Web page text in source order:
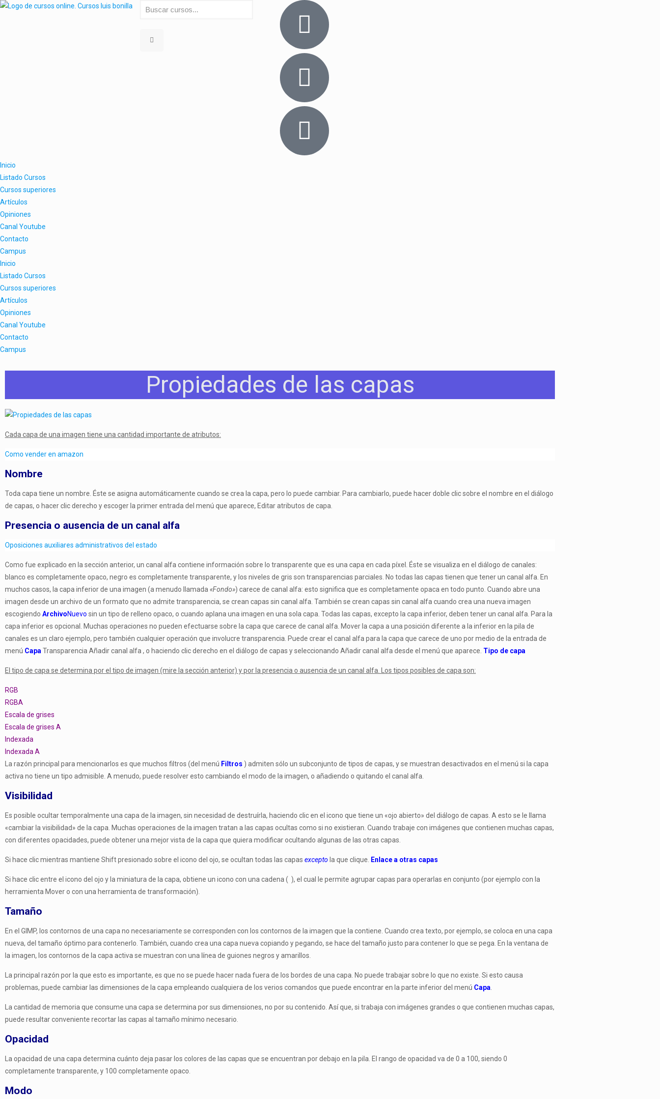
Inicio
Listado Cursos
Cursos superiores
Artículos
Opiniones
Canal Youtube
Contacto
Campus
Inicio
Listado Cursos
Cursos superiores
Artículos
Opiniones
Canal Youtube
Contacto
Campus
Propiedades de las capas
Cada capa de una imagen tiene una cantidad importante de atributos:
Como vender en amazon
Nombre
Toda capa tiene un nombre. Éste se asigna automáticamente cuando se crea la capa, pero lo puede cambiar. Para cambiarlo, puede hacer doble clic sobre el nombre en el diálogo
de capas, o hacer clic derecho y escoger la primer entrada del menú que aparece, Editar atributos de capa.
Presencia o ausencia de un canal alfa
Oposiciones auxiliares administrativos del estado
Como fue explicado en la sección anterior, un canal alfa contiene información sobre lo transparente que es una capa en cada píxel. Éste se visualiza en el diálogo de canales:
blanco es completamente opaco, negro es completamente transparente, y los niveles de gris son transparencias parciales. No todas las capas tienen que tener un canal alfa. En
muchos casos, la capa inferior de una imagen (a menudo llamada «Fondo») carece de canal alfa: esto significa que es completamente opaca en todo punto. Cuando abre una
imagen desde un archivo de un formato que no admite transparencia, se crean capas sin canal alfa. También se crean capas sin canal alfa cuando crea una nueva imagen
escogiendo ArchivoNuevo sin un tipo de relleno opaco, o cuando aplana una imagen en una sola capa. Todas las capas, excepto la capa inferior, deben tener un canal alfa. Para la
capa inferior es opcional. Muchas operaciones no pueden efectuarse sobre la capa que carece de canal alfa. Mover la capa a una posición diferente a la inferior en la pila de
canales es un claro ejemplo, pero también cualquier operación que involucre transparencia. Puede crear el canal alfa para la capa que carece de uno por medio de la entrada de
menú Capa Transparencia Añadir canal alfa , o haciendo clic derecho en el diálogo de capas y seleccionando Añadir canal alfa desde el menú que aparece. Tipo de capa
El tipo de capa se determina por el tipo de imagen (mire la sección anterior) y por la presencia o ausencia de un canal alfa. Los tipos posibles de capa son:
RGB
RGBA
Escala de grises
Escala de grises A
Indexada
Indexada A
La razón principal para mencionarlos es que muchos filtros (del menú Filtros ) admiten sólo un subconjunto de tipos de capas, y se muestran desactivados en el menú si la capa
activa no tiene un tipo admisible. A menudo, puede resolver esto cambiando el modo de la imagen, o añadiendo o quitando el canal alfa.
Visibilidad
Es posible ocultar temporalmente una capa de la imagen, sin necesidad de destruírla, haciendo clic en el icono que tiene un «ojo abierto» del diálogo de capas. A esto se le llama
«cambiar la visibilidad» de la capa. Muchas operaciones de la imagen tratan a las capas ocultas como si no existieran. Cuando trabaje con imágenes que contienen muchas capas,
con diferentes opacidades, puede obtener una mejor vista de la capa que quiera modificar ocultando algunas de las otras capas.
Si hace clic mientras mantiene Shift presionado sobre el icono del ojo, se ocultan todas las capas excepto la que clique. Enlace a otras capas
Si hace clic entre el icono del ojo y la miniatura de la capa, obtiene un icono con una cadena ( ), el cual le permite agrupar capas para operarlas en conjunto (por ejemplo con la
herramienta Mover o con una herramienta de transformación).
Tamaño
En el GIMP, los contornos de una capa no necesariamente se corresponden con los contornos de la imagen que la contiene. Cuando crea texto, por ejemplo, se coloca en una capa
nueva, del tamaño óptimo para contenerlo. También, cuando crea una capa nueva copiando y pegando, se hace del tamaño justo para contener lo que se pega. En la ventana de
la imagen, los contornos de la capa activa se muestran con una línea de guiones negros y amarillos.
La principal razón por la que esto es importante, es que no se puede hacer nada fuera de los bordes de una capa. No puede trabajar sobre lo que no existe. Si esto causa
problemas, puede cambiar las dimensiones de la capa empleando cualquiera de los verios comandos que puede encontrar en la parte inferior del menú Capa
La cantidad de memoria que consume una capa se determina por sus dimensiones, no por su contenido. Así que, si trabaja con imágenes grandes o que contienen muchas capas,
puede resultar conveniente recortar las capas al tamaño mínimo necesario.
Opacidad
La opacidad de una capa determina cuánto deja pasar los colores de las capas que se encuentran por debajo en la pila. El rango de opacidad va de 0 a 100, siendo 0
completamente transparente, y 100 completamente opaco.
Modo